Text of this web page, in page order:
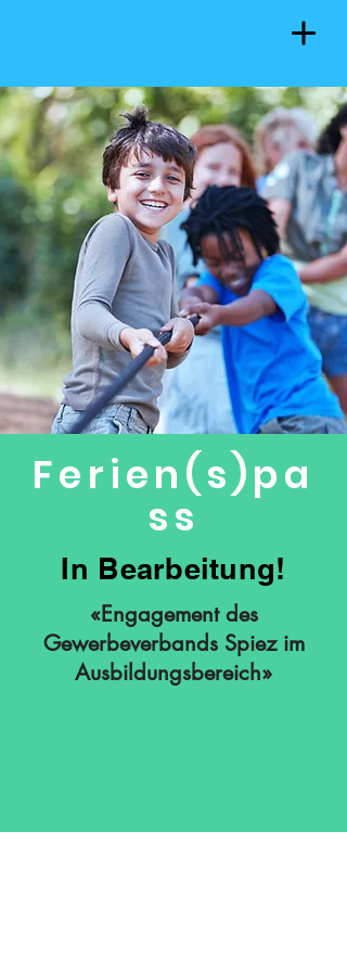
Ferien(s)pa
ss
In Bearbeitung!
«Engagement des
Gewerbeverbands Spiez im
Ausbildungsbereich»